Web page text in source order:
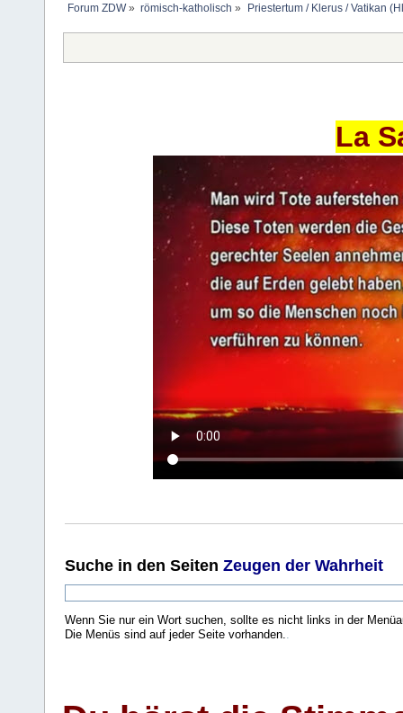
Forum ZDW» römisch-katholisch » Priestertum / Klerus / Vatikan
La
Suche in den Seiten Zeugen der Wahrheit
Wenn Sie nur ein Wort suchen, sollte es nicht links in der
Die Menüs sind auf jeder Seite vorhanden.